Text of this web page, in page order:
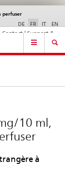
Contact | Support &
perfuser
DE FR IT EN
10 ml,
à